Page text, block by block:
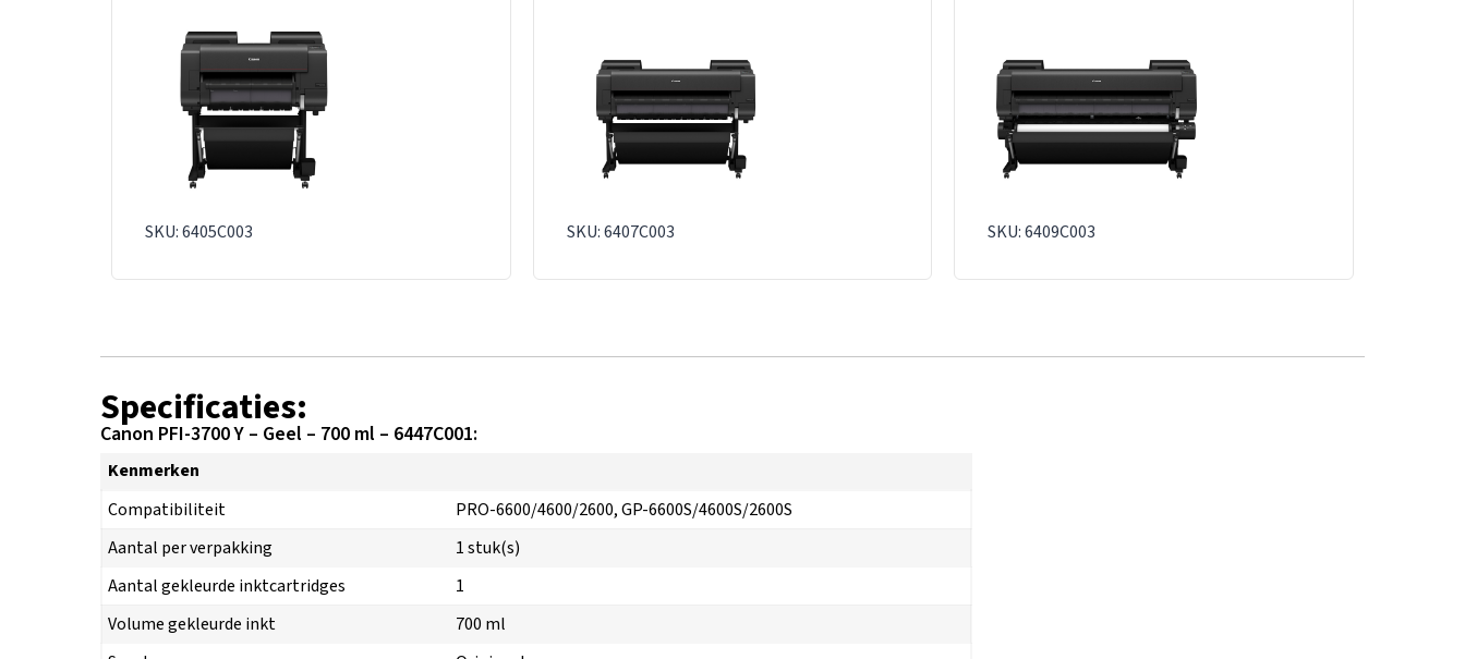
SKU: 6405C003 SKU: 6407C003 SKU: 6409C003
Specificaties:
Canon PFI-3700 Y – Geel – 700 ml – 6447C001:
Kenmerken
Compatibiliteit
PRO-6600/4600/2600, GP-6600S/4600S/2600S
Aantal per verpakking
1 stuk(s)
Aantal gekleurde inktcartridges
1
Volume gekleurde inkt
700 ml